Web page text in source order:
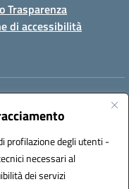
profilazione degli utenti -
necessari al
dei servizi
Trasparenza
di accessibilità